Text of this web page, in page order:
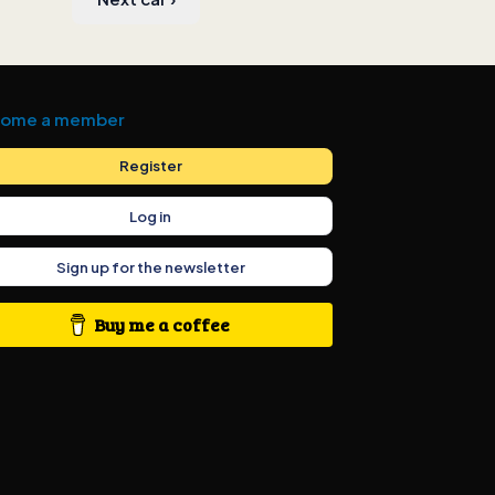
a member
Register
Log in
Sign up for the newsletter
Buy me a coffee